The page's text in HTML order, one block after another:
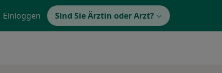
Einloggen Sind Sie Ärztin oder Arzt?